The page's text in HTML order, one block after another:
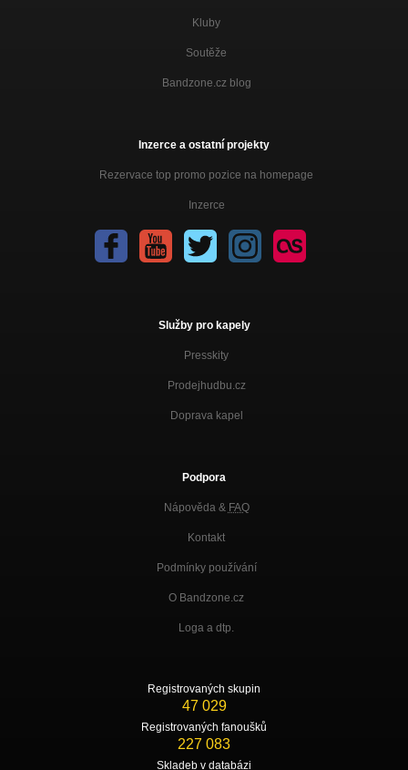
Kluby
Soutěže
Bandzone.cz blog
Inzerce a ostatní projekty
Rezervace top promo pozice na homepage
Inzerce
Služby pro kapely
Presskity
Prodejhudbu.cz
Doprava kapel
Podpora
Nápověda & FAQ
Kontakt
Podmínky používání
O Bandzone.cz
Loga a dtp.
Registrovaných skupin
47 029
Registrovaných fanoušků
227 083
Skladeb v databázi